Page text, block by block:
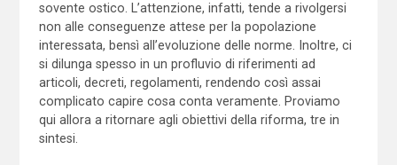
sovente ostico. L’attenzione, infatti, tende a rivolgersi
non alle conseguenze attese per la popolazione
interessata, bensì all’evoluzione delle norme. Inoltre, ci
si dilunga spesso in un profluvio di riferimenti ad
articoli, decreti, regolamenti, rendendo così assai
complicato capire cosa conta veramente. Proviamo
qui allora a ritornare agli obiettivi della riforma, tre in
sintesi.